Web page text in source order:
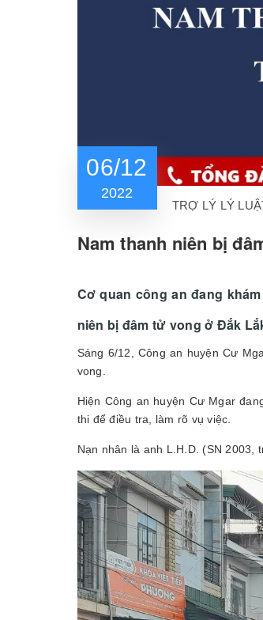
06/12
2022
TRỢ LÝ LÝ
Nam thanh niên bị
Cơ quan công an đang
niên bị đâm tử vong ở Đắk
Sáng 6/12, Công an huyện Cư
vong.
Hiện Công an huyện Cư Mgar
thi để điều tra, làm rõ vụ việc.
Nạn nhân là anh L.H.D. (SN 2003,